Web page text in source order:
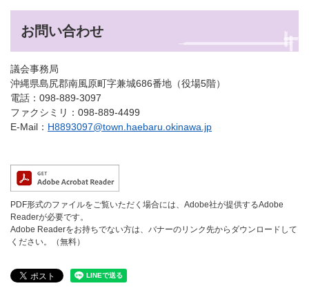
お問い合わせ
議会事務局
沖縄県島尻郡南風原町字兼城686番地（役場5階）
電話：098-889-3097
ファクシミリ：098-889-4499
E-Mail： H8893097@town.haebaru.okinawa.jp
PDF形式のファイルをご覧いただく場合には、Adobe社が提供するAdobe
Readerが必要です。
Adobe Readerをお持ちでない方は、バナーのリンク先からダウンロードして
ください。（無料）